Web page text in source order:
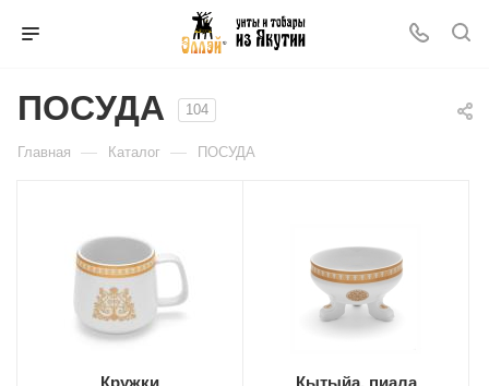
ПОСУДА 104
Главная — Каталог — ПОСУДА
Кружки Кытыйа, пиала